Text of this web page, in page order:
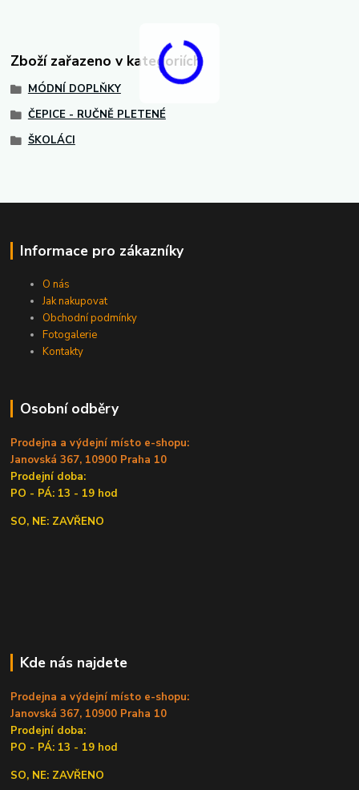
Zboží zařazeno v kategoriích
MÓDNÍ DOPLŇKY
ČEPICE - RUČNĚ PLETENÉ
ŠKOLÁCI
Informace pro zákazníky
O nás
Jak nakupovat
Obchodní podmínky
Fotogalerie
Kontakty
Osobní odběry
Prodejna a výdejní místo e-shopu:
Janovská 367, 10900 Praha 10
Prodejní doba:
PO - PÁ: 13 - 19 hod
SO, NE: ZAVŘENO
Kde nás najdete
Prodejna a výdejní místo e-shopu:
Janovská 367, 10900 Praha 10
Prodejní doba:
PO - PÁ: 13 - 19 hod
SO, NE: ZAVŘENO